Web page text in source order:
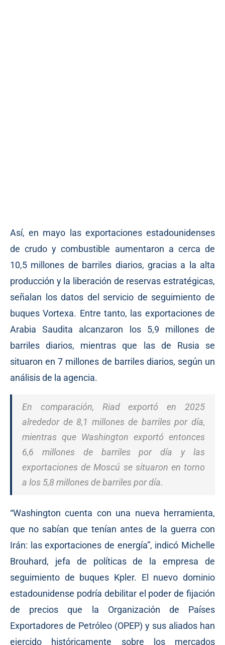
Así, en mayo las exportaciones estadounidenses
de crudo y combustible aumentaron a cerca de
10,5 millones de barriles diarios, gracias a la alta
producción y la liberación de reservas estratégicas,
señalan los datos del servicio de seguimiento de
buques Vortexa. Entre tanto, las exportaciones de
Arabia Saudita alcanzaron los 5,9 millones de
barriles diarios, mientras que las de Rusia se
situaron en 7 millones de barriles diarios, según un
análisis de la agencia.
En comparación, Riad exportó en 2025
alrededor de 8,1 millones de barriles por día,
mientras que Washington exportó entonces
6,6 millones de barriles por día y las
exportaciones de Moscú se situaron en torno
a los 5,8 millones de barriles por día.
“Washington cuenta con una nueva herramienta,
que no sabían que tenían antes de la guerra con
Irán: las exportaciones de energía”, indicó Michelle
Brouhard, jefa de políticas de la empresa de
seguimiento de buques Kpler. El nuevo dominio
estadounidense podría debilitar el poder de fijación
de precios que la Organización de Países
Exportadores de Petróleo (OPEP) y sus aliados han
ejercido históricamente sobre los mercados